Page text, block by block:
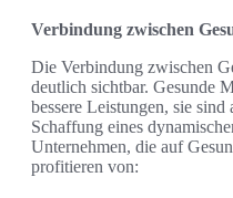
Verbindung zwischen
Die Verbindung zwischen
deutlich sichtbar. Gesunde
bessere Leistungen, sie
Schaffung eines
Unternehmen, die auf
profitieren von: